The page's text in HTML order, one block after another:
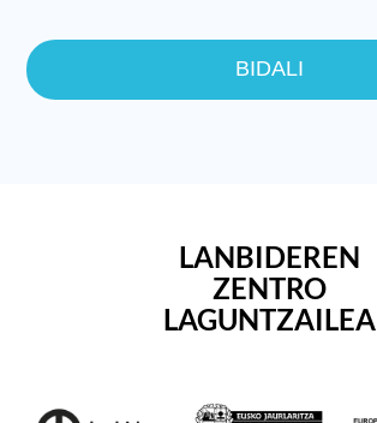
LANBIDEREN
ZENTRO
LAGUNTZAILEA